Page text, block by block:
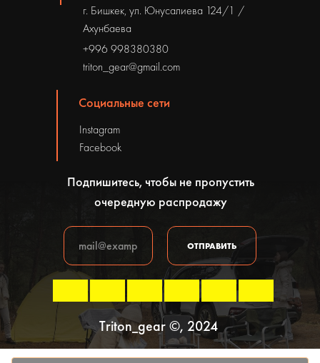
Подпишитесь, чтобы не пропустить
очередную распродажу
Triton_gear ©, 2024
Политика конфиденциальности
ОТПРАВИТЬ
г. Бишкек, ул. Юнусалиева 124/1 /
Ахунбаева
+996 998380380
triton_gear@gmail.com
Социальные сети
Instagram
Facebook